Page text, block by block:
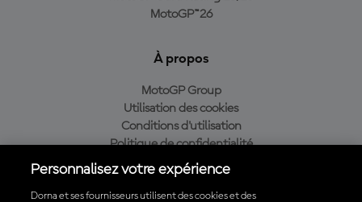
MotoGP™26
À propos
MotoGP Group
Utilisation des cookies
Conditions d'utilisation
Politique de confidentialité
Politique d’achat
Personnalisez votre expérience
Dorna et ses fournisseurs utilisent des cookies et des